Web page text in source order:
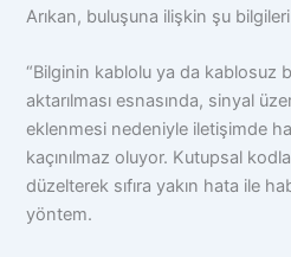
Arıkan, buluşuna ilişkin şu
“Bilginin kablolu ya da kablosuz
aktarılması esnasında, sinyal
eklenmesi nedeniyle iletişimde
kaçınılmaz oluyor. Kutupsal
düzelterek sıfıra yakın hata ile
yöntem.